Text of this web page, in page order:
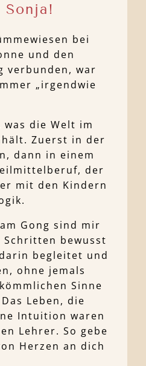
bei
und den
verbunden, war
„irgendwie
die Welt im
Zuerst in der
dann in einem
der
mit den Kindern
Gong sind mir
bewusst
begleitet und
ohne jemals
Sinne
Leben, die
Intuition waren
Lehrer. So gebe
Herzen an dich